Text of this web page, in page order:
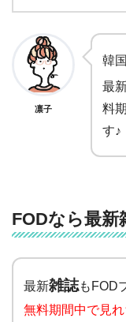
凛子
韓
最
料
す♪
FODなら最新
最新雑誌もFOD
無料期間中で見